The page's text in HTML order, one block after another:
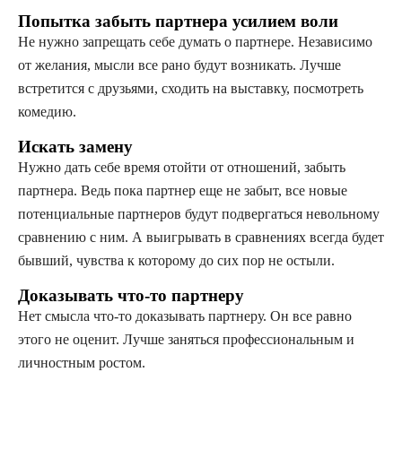
Попытка забыть партнера усилием воли
Не нужно запрещать себе думать о партнере. Независимо
от желания, мысли все рано будут возникать. Лучше
встретится с друзьями, сходить на выставку, посмотреть
комедию.
Искать замену
Нужно дать себе время отойти от отношений, забыть
партнера. Ведь пока партнер еще не забыт, все новые
потенциальные партнеров будут подвергаться невольному
сравнению с ним. А выигрывать в сравнениях всегда будет
бывший, чувства к которому до сих пор не остыли.
Доказывать что-то партнеру
Нет смысла что-то доказывать партнеру. Он все равно
этого не оценит. Лучше заняться профессиональным и
личностным ростом.